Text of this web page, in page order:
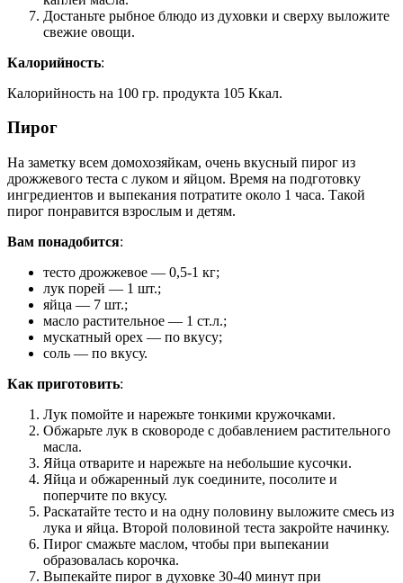
Достаньте рыбное блюдо из духовки и сверху выложите
свежие овощи.
Калорийность:
Калорийность на 100 гр. продукта 105 Ккал.
Пирог
На заметку всем домохозяйкам, очень вкусный пирог из
дрожжевого теста с луком и яйцом. Время на подготовку
ингредиентов и выпекания потратите около 1 часа. Такой
пирог понравится взрослым и детям.
Вам понадобится:
тесто дрожжевое — 0,5-1 кг;
лук порей — 1 шт.;
яйца — 7 шт.;
масло растительное — 1 ст.л.;
мускатный орех — по вкусу;
соль — по вкусу.
Как приготовить:
Лук помойте и нарежьте тонкими кружочками.
Обжарьте лук в сковороде с добавлением растительного
масла.
Яйца отварите и нарежьте на небольшие кусочки.
Яйца и обжаренный лук соедините, посолите и
поперчите по вкусу.
Раскатайте тесто и на одну половину выложите смесь из
лука и яйца. Второй половиной теста закройте начинку.
Пирог смажьте маслом, чтобы при выпекании
образовалась корочка.
Выпекайте пирог в духовке 30-40 минут при